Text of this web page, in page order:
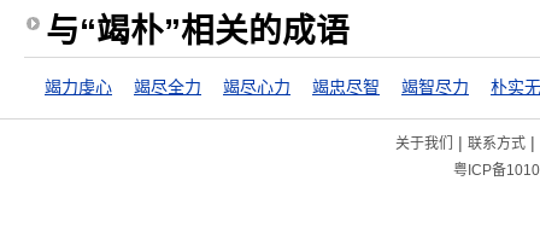
与“竭朴”相关的成语
竭力虔心 竭尽全力 竭尽心力 竭忠尽智 竭智尽力 朴实
关于我们 | 联系方式|
粤ICP备